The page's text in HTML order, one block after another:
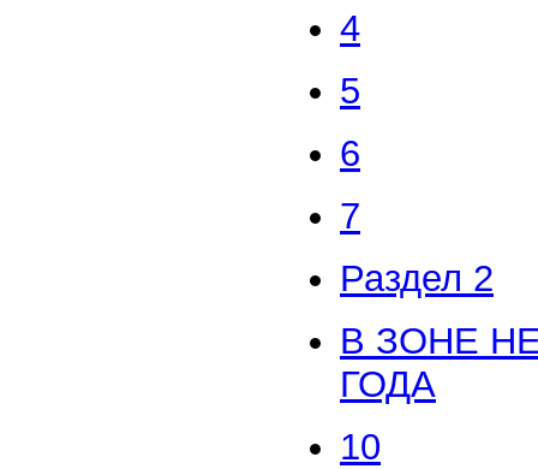
4
5
6
7
Раздел 2
В ЗОНЕ
ГОДА
10